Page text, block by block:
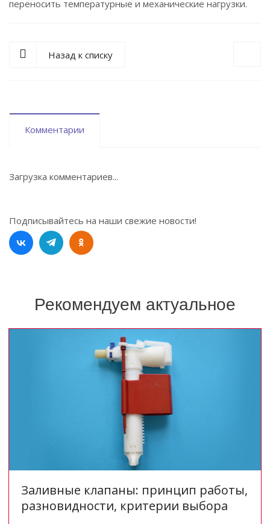
переносить температурные и механические нагрузки.
Назад к списку
Комментарии
Загрузка комментариев...
Подписывайтесь на наши свежие новости!
Рекомендуем актуальное
Заливные клапаны: принцип работы,
разновидности, критерии выбора